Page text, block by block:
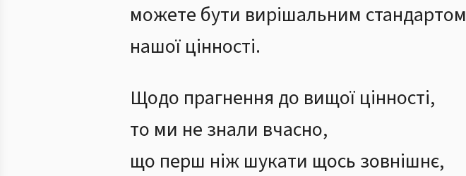
можете бути вирішальним стандартом
нашої цінності.
Щодо прагнення до вищої цінності,
то ми не знали вчасно,
що перш ніж шукати щось зовнішнє,